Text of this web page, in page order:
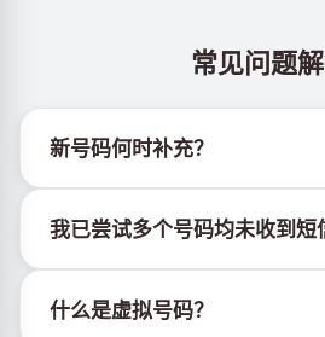
常见问题
新号码何时补充？
人 @TigerSMSofficial_bot 查看
帮助用户获取最新号码库存。
我已尝试多个号码均未收到短
率。各服务平台的算法可能因多
什么是虚拟号码？